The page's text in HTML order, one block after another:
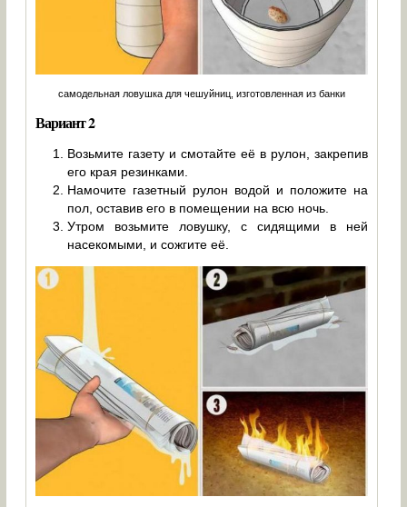
самодельная ловушка для чешуйниц, изготовленная из банки
Вариант 2
Возьмите газету и смотайте её в рулон, закрепив
его края резинками.
Намочите газетный рулон водой и положите на
пол, оставив его в помещении на всю ночь.
Утром возьмите ловушку, с сидящими в ней
насекомыми, и сожгите её.